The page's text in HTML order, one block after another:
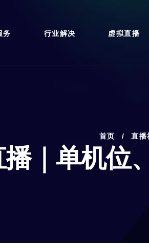
务 行业解决 虚拟直播
首页 / 直播
｜单机位